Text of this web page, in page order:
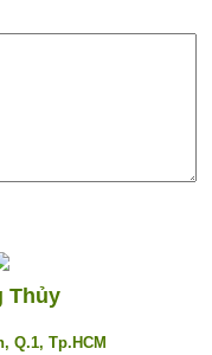
Thủy
Q.1, Tp.HCM